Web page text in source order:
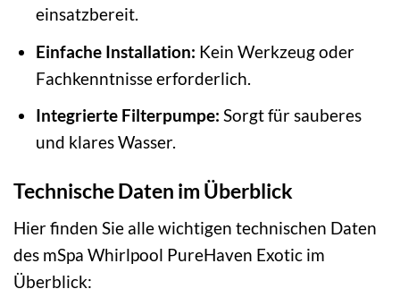
einsatzbereit.
Einfache Installation: Kein Werkzeug oder
Fachkenntnisse erforderlich.
Integrierte Filterpumpe: Sorgt für sauberes
und klares Wasser.
Technische Daten im Überblick
Hier finden Sie alle wichtigen technischen Daten
des mSpa Whirlpool PureHaven Exotic im
Überblick: